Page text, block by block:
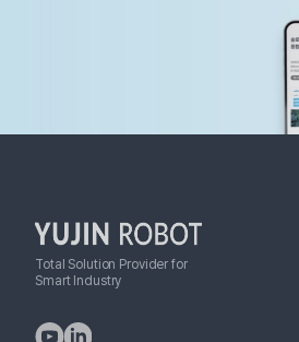
Total Solution Provider for
Smart Industry